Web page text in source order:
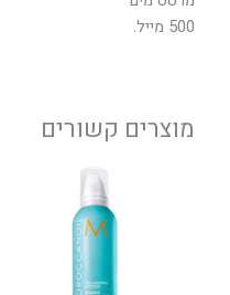
500 מייל.
מוצרים קשורים